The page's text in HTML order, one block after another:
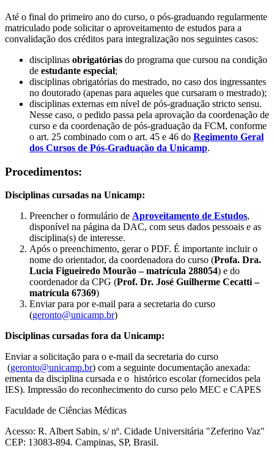
Até o final do primeiro ano do curso, o pós-graduando regularmente
matriculado pode solicitar o aproveitamento de estudos para a
convalidação dos créditos para integralização nos seguintes casos:
disciplinas obrigatórias do programa que cursou na condição
de estudante especial;
disciplinas obrigatórias do mestrado, no caso dos ingressantes
no doutorado (apenas para aqueles que cursaram o mestrado);
disciplinas externas em nível de pós-graduação stricto sensu.
Nesse caso, o pedido passa pela aprovação da coordenação de
curso e da coordenação de pós-graduação da FCM, conforme
o art. 25 combinado com o art. 45 e 46 do Regimento Geral
dos Cursos de Pós-Graduação da Unicamp.
Procedimentos:
Disciplinas cursadas na Unicamp:
Preencher o formulário de Aproveitamento de Estudos,
disponível na página da DAC, com seus dados pessoais e as
disciplina(s) de interesse.
Após o preenchimento, gerar o PDF. É importante incluir o
nome do orientador, da coordenadora do curso (Profa. Dra.
Lucia Figueiredo Mourão – matrícula 288054) e do
coordenador da CPG (Prof. Dr. José Guilherme Cecatti –
matrícula 67369)
Enviar para por e-mail para a secretaria do curso
(geronto@unicamp.br)
Disciplinas cursadas fora da Unicamp:
Enviar a solicitação para o e-mail da secretaria do curso
(geronto@unicamp.br) com a seguinte documentação anexada:
ementa da disciplina cursada e o histórico escolar (fornecidos pela
IES). Impressão do reconhecimento do curso pelo MEC e CAPES
Faculdade de Ciências Médicas
Acesso: R. Albert Sabin, s/ nº. Cidade Universitária "Zeferino Vaz"
CEP: 13083-894. Campinas, SP, Brasil.